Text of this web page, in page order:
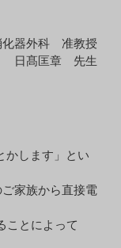
化器外科 准教授
日髙匡章 先生
かします」とい
家族から直接電
ことによって